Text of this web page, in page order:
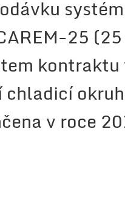
25
v roce